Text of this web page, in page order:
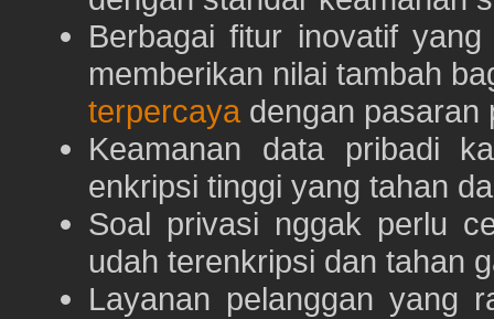
Berbagai fitur inovatif
memberikan nilai tambah
terpercaya dengan pasaran
Keamanan data pribadi
enkripsi tinggi yang tahan
Soal privasi nggak perlu
udah terenkripsi dan tahan
Layanan pelanggan yang